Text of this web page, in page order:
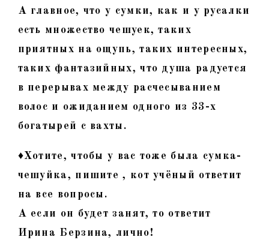
А главное, что у сумки, как и у русалки
есть множество чешуек, таких
приятных на ощупь, таких интересных,
таких фантазийных, что душа радуется
в перерывах между расчесыванием
волос и ожиданием одного из 33-х
богатырей с вахты.
♦Хотите, чтобы у вас тоже была сумка-
чешуйка, пишите , кот учёный ответит
на все вопросы.
А если он будет занят, то ответит
Ирина Берзина, лично!